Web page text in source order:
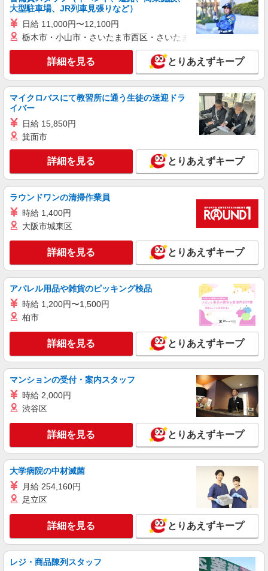
大型駐車場、JR列車見張りなど）
日給 11,000円〜12,100円
栃木市・小山市・さいたま市西区・さいたま市岩槻区・久喜市・
詳細を見る とりあえずキープ
マイクロバスにて教習所に通う生徒の送迎ドラ
イバー
日給 15,850円
箕面市
詳細を見る とりあえずキープ
ラウンドワンの清掃作業員
時給 1,400円
大阪市城東区
詳細を見る とりあえずキープ
アパレル用品や雑貨のピッキング検品
時給 1,200円〜1,500円
柏市
詳細を見る とりあえずキープ
マンションの受付・案内スタッフ
時給 2,000円
渋谷区
詳細を見る とりあえずキープ
大学病院の中材滅菌
月給 254,160円
足立区
詳細を見る とりあえずキープ
レジ・商品陳列スタッフ